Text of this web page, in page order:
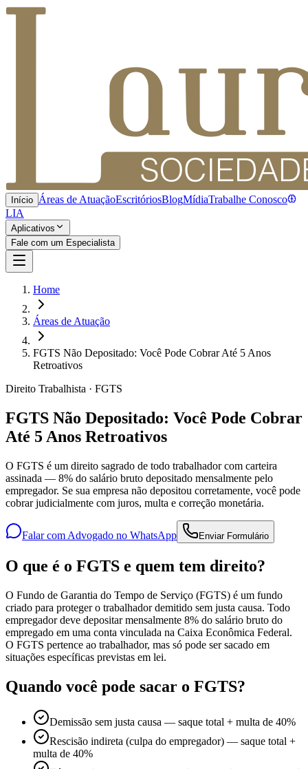
Início Áreas de AtuaçãoEscritóriosBlogMídiaTrabalhe Conosco
LIA
Aplicativos
Fale com um Especialista
Home
Áreas de Atuação
FGTS Não Depositado: Você Pode Cobrar Até 5 Anos
Retroativos
Direito Trabalhista · FGTS
FGTS Não Depositado: Você Pode Cobrar
Até 5 Anos Retroativos
O FGTS é um direito sagrado de todo trabalhador com carteira
assinada — 8% do salário bruto depositado mensalmente pelo
empregador. Se sua empresa não depositou corretamente, você pode
cobrar judicialmente com juros, multa e correção monetária.
Falar com Advogado no WhatsApp Enviar Formulário
O que é o FGTS e quem tem direito?
O Fundo de Garantia do Tempo de Serviço (FGTS) é um fundo
criado para proteger o trabalhador demitido sem justa causa. Todo
empregador deve depositar mensalmente 8% do salário bruto do
empregado em uma conta vinculada na Caixa Econômica Federal.
O FGTS pertence ao trabalhador, mas só pode ser sacado em
situações específicas previstas em lei.
Quando você pode sacar o FGTS?
Demissão sem justa causa — saque total + multa de 40%
Rescisão indireta (culpa do empregador) — saque total +
multa de 40%